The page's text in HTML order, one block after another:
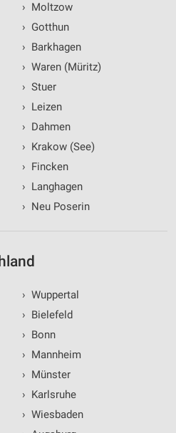
› Moltzow
› Gotthun
› Barkhagen
› Waren (Müritz)
› Stuer
› Leizen
› Dahmen
› Krakow (See)
› Fincken
› Langhagen
› Neu Poserin
› Wuppertal
› Bielefeld
› Bonn
› Mannheim
› Münster
› Karlsruhe
› Wiesbaden